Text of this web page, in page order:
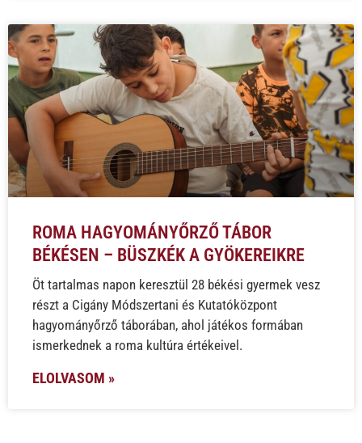
ROMA HAGYOMÁNYŐRZŐ TÁBOR
BÉKÉSEN – BÜSZKÉK A GYÖKEREIKRE
Öt tartalmas napon keresztül 28 békési gyermek vesz
részt a Cigány Módszertani és Kutatóközpont
hagyományőrző táborában, ahol játékos formában
ismerkednek a roma kultúra értékeivel.
ELOLVASOM »